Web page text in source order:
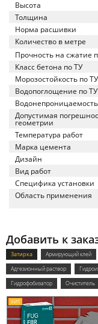
Высота
Толщина
Норма расшивки
Количество в метре
Прочность на сжатие
Класс бетона по ТУ
Морозостойкость по ТУ
Водопоглощение по ТУ
Водонепроницаемость
Допустимая
геометрии
Температура работ
Марка цемента
Дизайн
Вид работ
Специфика установки
Область применения
Добавить к
Затирка Армирующий клей
Адгезионный раствор
Гидрофобизатор
Очиститель
ХИТ